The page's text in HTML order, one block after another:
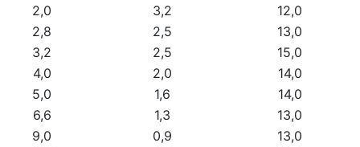
2,0
3,2
12,0
2,8
2,5
13,0
3,2
2,5
15,0
4,0
2,0
14,0
5,0
1,6
14,0
6,6
1,3
13,0
9,0
0,9
13,0